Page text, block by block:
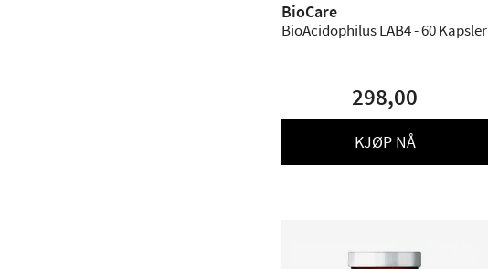
BioCare
BioAcidophilus LAB4 - 60 Kapsler
298,00
KJØP NÅ